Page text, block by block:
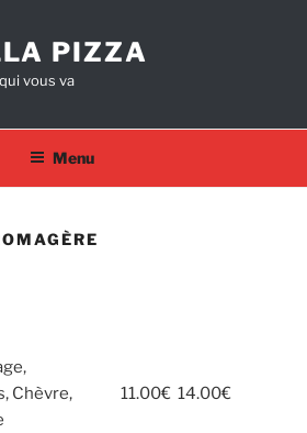
PIZZA
vous va
Menu
Chèvre,
11.00€ 14.00€